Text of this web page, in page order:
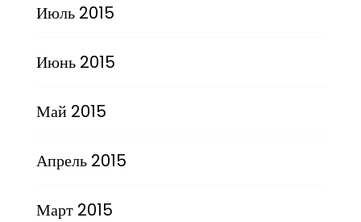
Июль 2015
Июнь 2015
Май 2015
Апрель 2015
Март 2015